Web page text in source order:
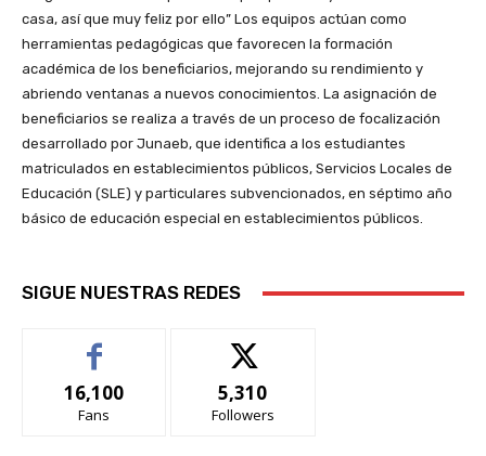
casa, así que muy feliz por ello” Los equipos actúan como
herramientas pedagógicas que favorecen la formación
académica de los beneficiarios, mejorando su rendimiento y
abriendo ventanas a nuevos conocimientos. La asignación de
beneficiarios se realiza a través de un proceso de focalización
desarrollado por Junaeb, que identifica a los estudiantes
matriculados en establecimientos públicos, Servicios Locales de
Educación (SLE) y particulares subvencionados, en séptimo año
básico de educación especial en establecimientos públicos.
SIGUE NUESTRAS REDES
16,100
Fans
5,310
Followers